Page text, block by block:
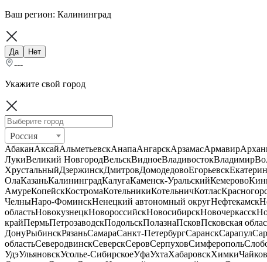
Ваш регион: Калининград
Да Нет
---
Укажите свой город
Россия
АбаканАксайАльметьевскАнапаАнгарскАрзамасАрмавир
ЛукиВеликий НовгородВельскВидноеВладивостокВладимир
ХрустальныйДзержинскДмитровДомодедовоЕгорьевск
ОлаКазаньКалининградКалугаКаменск-УральскийКемерово
АмуреКопейскКостромаКотельникиКотельничКотлас
ЧелныНаро-ФоминскНенецкий автономный округНефтекамск
областьНовокузнецкНовороссийскНовосибирскНовочеркасск
крайПермьПетрозаводскПодольскПолазнаПсковПсковская
ДонуРыбинскРязаньСамараСанкт-ПетербургСаранскСарапул
областьСеверодвинскСеверскСеровСерпуховСимферополь
УдэУльяновскУсолье-СибирскоеУфаУхтаХабаровскХимки